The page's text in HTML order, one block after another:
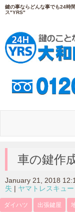
鍵の事ならどんな事でも24時
ス"YRS"
車の鍵作
January 21, 2018
失
ヤマトレスキュー
ダイハツ 出張鍵屋